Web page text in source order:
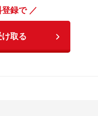
録で ／
取る